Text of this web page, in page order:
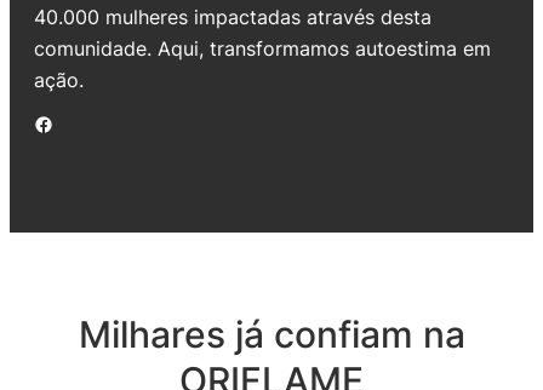
40.000 mulheres impactadas através desta
comunidade. Aqui, transformamos autoestima em
ação.
Facebook
Milhares já confiam na
ORIFLAME